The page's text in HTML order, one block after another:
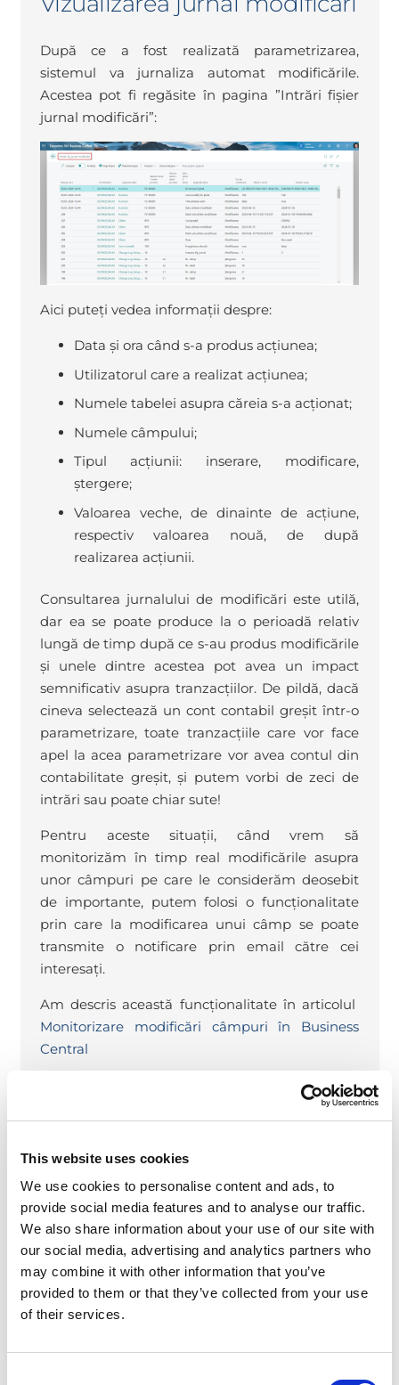
This website uses cookies
We use cookies to personalise content and ads, to
provide social media features and to analyse our traffic.
We also share information about your use of our site with
our social media, advertising and analytics partners who
may combine it with other information that you’ve
provided to them or that they’ve collected from your use
of their services.
După ce a fost realizată parametrizarea,
sistemul va jurnaliza automat modificările.
Acestea pot fi regăsite în pagina ”Intrări fișier
jurnal modificări”:
Aici puteți vedea informații despre:
Data și ora când s-a produs acțiunea;
Utilizatorul care a realizat acțiunea;
Numele tabelei asupra căreia s-a acționat;
Numele câmpului;
Tipul acțiunii: inserare, modificare,
ștergere;
Valoarea veche, de dinainte de acțiune,
respectiv valoarea nouă, de după
realizarea acțiunii.
Consultarea jurnalului de modificări este utilă,
dar ea se poate produce la o perioadă relativ
lungă de timp după ce s-au produs modificările
și unele dintre acestea pot avea un impact
semnificativ asupra tranzacțiilor. De pildă, dacă
cineva selectează un cont contabil greșit într-o
parametrizare, toate tranzacțiile care vor face
apel la acea parametrizare vor avea contul din
contabilitate greșit, și putem vorbi de zeci de
intrări sau poate chiar sute!
Pentru aceste situații, când vrem să
monitorizăm în timp real modificările asupra
unor câmpuri pe care le considerăm deosebit
de importante, putem folosi o funcționalitate
prin care la modificarea unui câmp se poate
transmite o notificare prin email către cei
interesați.
Am descris această funcționalitate în articolul
Monitorizare modificări câmpuri în Business
Central
Ștergere intrări jurnal
Tabela de jurnal modificări poate să crească
rapid în dimensiuni, mai ales în cazul
monitorizării documentelor (comenzi, facturi
etc). De aceea, e utilă ștergerea intrărilor de
jurnal modificări mai vechi de o anumită
perioadă. Ștergerea se realizează prin stabilirea
unei politici de retenție a datelor, iar într-un